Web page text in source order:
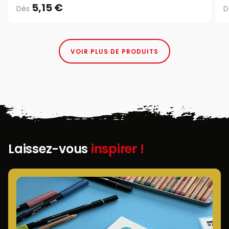
Dès 5,15 €
VOIR PLUS DE PRODUITS
Laissez-vous inspirer !